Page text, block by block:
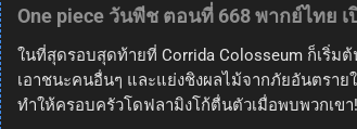
One piece วันพีช ตอนที่ 668 พากย์ไทย
ในที่สุดรอบสุดท้ายที่ Corrida Colosseum ก็เริ่ม
เอาชนะคนอื่นๆ และแย่งชิงผลไม้จากภัยอันตรา
ทำให้ครอบครัวโดฟลามิงโก้ตื่นตัวเมื่อพบพวกเขา!